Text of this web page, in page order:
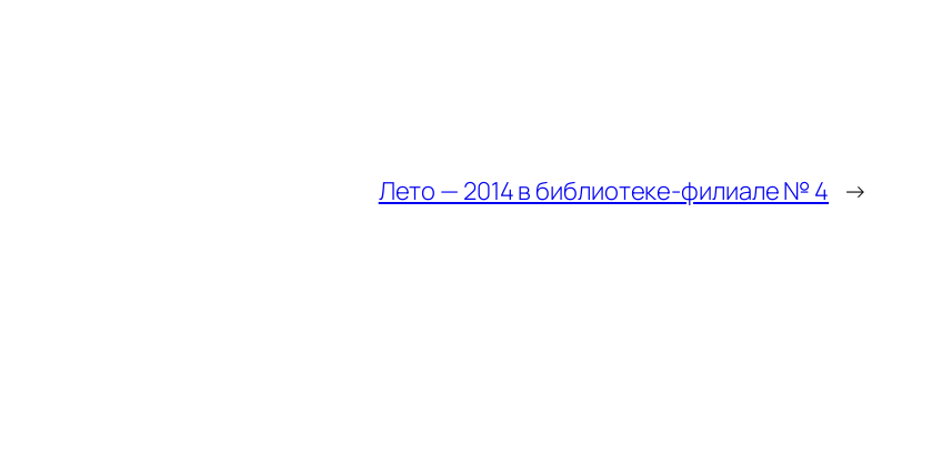
Лето — 2014 в библиотеке-филиале № 4 →